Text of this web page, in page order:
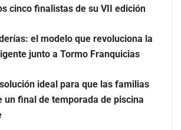
cinco finalistas de su VII edición
el modelo que revoluciona la
junto a Tormo Franquicias
ideal para que las familias
un final de temporada de piscina